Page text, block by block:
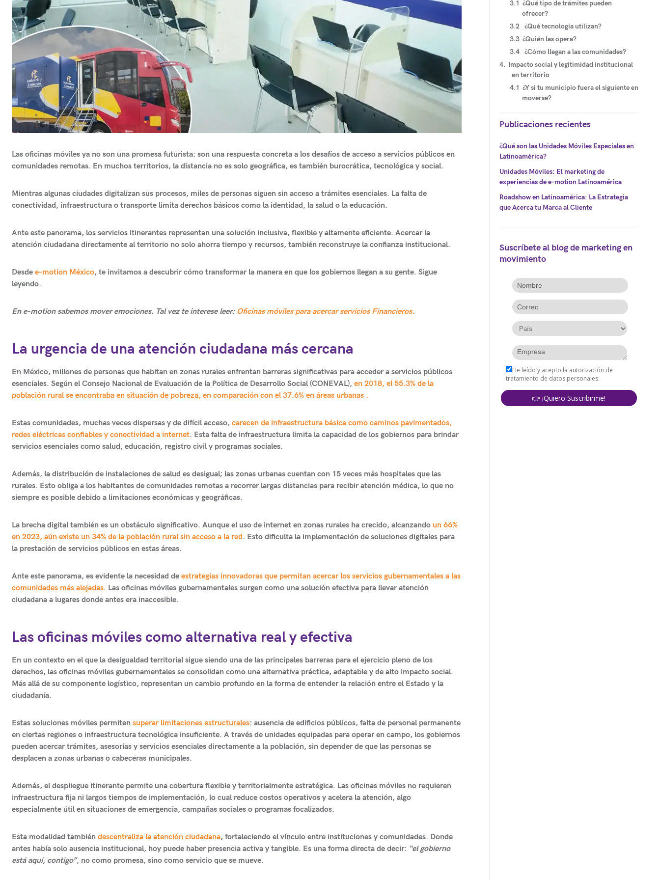
Las oficinas móviles ya no son una promesa futurista: son una respuesta concreta a los desafíos de acceso a servicios públicos en
comunidades remotas. En muchos territorios, la distancia no es solo geográfica, es también burocrática, tecnológica y social.
Mientras algunas ciudades digitalizan sus procesos, miles de personas siguen sin acceso a trámites esenciales. La falta de
conectividad, infraestructura o transporte limita derechos básicos como la identidad, la salud o la educación.
Ante este panorama, los servicios itinerantes representan una solución inclusiva, flexible y altamente eficiente. Acercar la
atención ciudadana directamente al territorio no solo ahorra tiempo y recursos, también reconstruye la confianza institucional.
Desde e-motion México, te invitamos a descubrir cómo transformar la manera en que los gobiernos llegan a su gente. Sigue
leyendo.
En e-motion sabemos mover emociones. Tal vez te interese leer: Oficinas móviles para acercar servicios Financieros.
La urgencia de una atención ciudadana más cercana
En México, millones de personas que habitan en zonas rurales enfrentan barreras significativas para acceder a servicios públicos
esenciales. Según el Consejo Nacional de Evaluación de la Política de Desarrollo Social (CONEVAL), en 2018, el 55.3% de la
población rural se encontraba en situación de pobreza, en comparación con el 37.6% en áreas urbanas .
Estas comunidades, muchas veces dispersas y de difícil acceso, carecen de infraestructura básica como caminos pavimentados,
redes eléctricas confiables y conectividad a internet. Esta falta de infraestructura limita la capacidad de los gobiernos para brindar
servicios esenciales como salud, educación, registro civil y programas sociales.
Además, la distribución de instalaciones de salud es desigual; las zonas urbanas cuentan con 15 veces más hospitales que las
rurales. Esto obliga a los habitantes de comunidades remotas a recorrer largas distancias para recibir atención médica, lo que no
siempre es posible debido a limitaciones económicas y geográficas.
La brecha digital también es un obstáculo significativo. Aunque el uso de internet en zonas rurales ha crecido, alcanzando un 66%
en 2023, aún existe un 34% de la población rural sin acceso a la red. Esto dificulta la implementación de soluciones digitales para
la prestación de servicios públicos en estas áreas.
Ante este panorama, es evidente la necesidad de estrategias innovadoras que permitan acercar los servicios gubernamentales a las
comunidades más alejadas. Las oficinas móviles gubernamentales surgen como una solución efectiva para llevar atención
ciudadana a lugares donde antes era inaccesible.
Las oficinas móviles como alternativa real y efectiva
En un contexto en el que la desigualdad territorial sigue siendo una de las principales barreras para el ejercicio pleno de los
derechos, las oficinas móviles gubernamentales se consolidan como una alternativa práctica, adaptable y de alto impacto social.
Más allá de su componente logístico, representan un cambio profundo en la forma de entender la relación entre el Estado y la
ciudadanía.
Estas soluciones móviles permiten superar limitaciones estructurales: ausencia de edificios públicos, falta de personal permanente
en ciertas regiones o infraestructura tecnológica insuficiente. A través de unidades equipadas para operar en campo, los gobiernos
pueden acercar trámites, asesorías y servicios esenciales directamente a la población, sin depender de que las personas se
desplacen a zonas urbanas o cabeceras municipales.
Además, el despliegue itinerante permite una cobertura flexible y territorialmente estratégica. Las oficinas móviles no requieren
infraestructura fija ni largos tiempos de implementación, lo cual reduce costos operativos y acelera la atención, algo
especialmente útil en situaciones de emergencia, campañas sociales o programas focalizados.
Esta modalidad también descentraliza la atención ciudadana, fortaleciendo el vínculo entre instituciones y comunidades. Donde
antes había solo ausencia institucional, hoy puede haber presencia activa y tangible. Es una forma directa de decir: “el gobierno
está aquí, contigo”, no como promesa, sino como servicio que se mueve.
¿Qué tipo de trámites pueden
ofrecer?
¿Qué tecnología utilizan?
¿Quién las opera?
¿Cómo llegan a las comunidades?
Impacto social y legitimidad institucional
en territorio
¿Y si tu municipio fuera el siguiente en
moverse?
Publicaciones recientes
¿Qué son las Unidades Móviles Especiales en
Latinoamérica?
Unidades Móviles: El marketing de
experiencias de e-motion Latinoamérica
Roadshow en Latinoamérica: La Estrategia
que Acerca tu Marca al Cliente
Suscríbete al blog de marketing en
movimiento